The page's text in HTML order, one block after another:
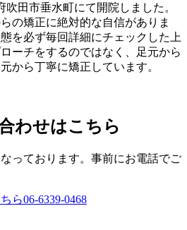
吹田市垂水町にて開院しました。
の矯正に絶対的な自信がありま
を必ず毎回詳細にチェックした上
ーチをするのではなく、足元から
から丁寧に矯正しています。
わせはこちら